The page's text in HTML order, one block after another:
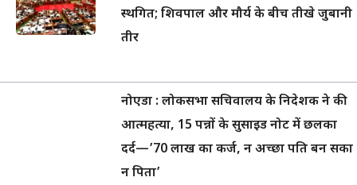
स्थगित; शिवपाल और मौर्य के बीच तीखे जुबानी
तीर
नोएडा : लोकसभा सचिवालय के निदेशक ने की
आत्महत्या, 15 पन्नों के सुसाइड नोट में छलका
दर्द—’70 लाख का कर्ज, न अच्छा पति बन सका
न पिता’